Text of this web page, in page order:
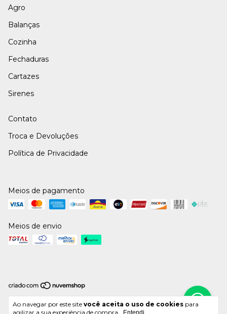
Ao navegar por este site você aceita o uso de cookies para
agilizar a sua experiência de compra.
Entendi
Agro
Balanças
Cozinha
Fechaduras
Cartazes
Sirenes
Contato
Troca e Devoluções
Política de Privacidade
Meios de pagamento
Meios de envio
Copyright Atacarejo das Máquinas - 30546728000184 - 2026. Todos os
direitos reservados.